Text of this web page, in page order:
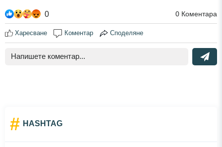
0 0 Коментара
Харесване Коментар Споделяне
# HASHTAG